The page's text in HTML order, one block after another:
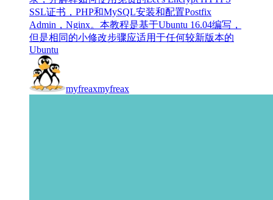
SSL证书，PHP和MySQL安装和配置Postfix
Admin，Nginx。本教程是基于Ubuntu 16.04编写，
但是相同的小修改步骤应适用于任何较新版本的
Ubuntu
myfreaxmyfreax